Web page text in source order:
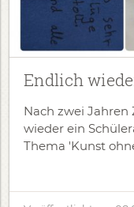
Endlich
Nach zwei Jahren
wieder ein
Thema 'Kunst